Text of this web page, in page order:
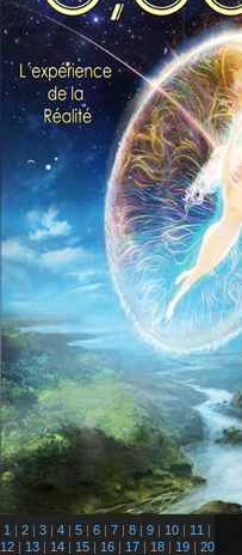
1 | 2 | 3 | 4 | 5 | 6 | 7 | 8 | 9 | 10 | 11 |
12 | 13 | 14 | 15 | 16 | 17 | 18 | 19 | 20